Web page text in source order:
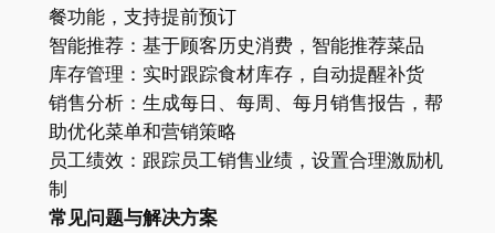
餐功能，支持提前预订
智能推荐：基于顾客历史消费，智能推荐菜品
库存管理：实时跟踪食材库存，自动提醒补货
销售分析：生成每日、每周、每月销售报告，帮
助优化菜单和营销策略
员工绩效：跟踪员工销售业绩，设置合理激励机
制
常见问题与解决方案